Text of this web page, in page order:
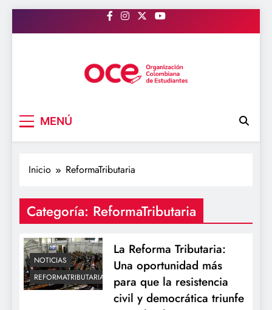
al
MENÚ
Inicio ReformaTributaria
Categoría: ReformaTributaria
NOTICIAS
REFORMATRIBUTARIA
La Reforma Tributaria:
Una oportunidad más
para que la resistencia
civil y democrática triunfe